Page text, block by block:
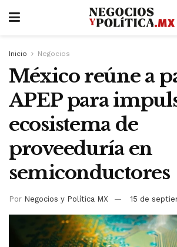
Inicio Negocios
​​​​​​​México reúne a
APEP para
ecosistema de
proveeduría en
semiconductores
Por Negocios y Política MX 15 de